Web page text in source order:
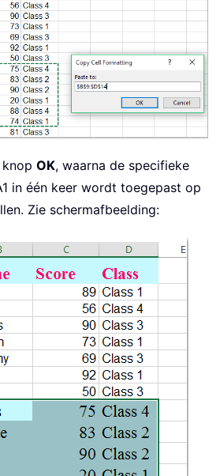
OK, waarna de specifieke
in één keer wordt toegepast op
Zie schermafbeelding: